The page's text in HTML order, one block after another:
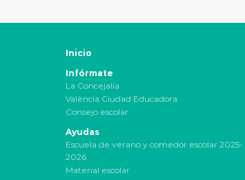
Inicio
Infórmate
La Concejalía
València Ciudad Educadora
Consejo escolar
Ayudas
Escuela de verano y comedor escolar 2025-
2026
Material escolar